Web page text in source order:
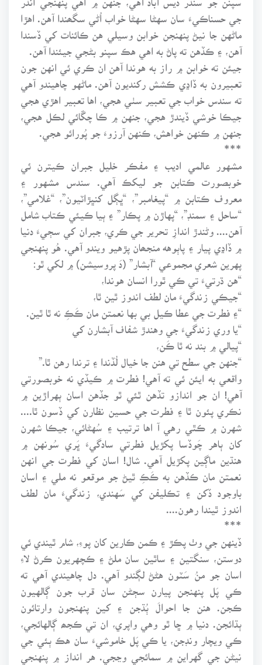
جي حسناڪيءَ سان سهڻا سهڻا خواب اُڻي سگھندا آهن. اهڙا
ماڻهن جا نيڻ پنهنجن خوابن وسيلي هن ڪائنات کي ڏسندا
آهن، ۽ ڪڏهن ته پاڻ به اهي هڪ سپنو بڻجي جيئندا آهن.
جيئن ته خوابن ۾ راز به هوندا آهن ان ڪري ئي انهن جون
تعبيرون به ڏاڍي ڪشش رکنديون آهن. ماڻهو چاهيندو آهي
ته سندس خواب جي تعبير سٺي هجي، اها تعبير اهڙي هجي
جيڪا خوشي ڏيندڙ هجي، جنهن ۾ ڪا چڱائي لڪل هجي،
جنهن ۾ ڪنهن خواهش، ڪنهن آرزوءَ جو پُورائو هجي.
***
مشهور عالمي اديب ۽ مفڪر خليل جبران ڪيترن ئي
خوبصورت ڪتابن جو ليکڪ آهي. سندس مشهور ۽
معروف ڪتابن ۾ “پيغامبر”، “ڀڳل کنڀڙاٽيون”، “غلامي”،
“ساحل ۽ سمنڊ”، “پهاڙن ۾ پڪار” ۽ ٻيا ڪيئي ڪتاب شامل
آهن.... وڻندڙ اندازِ تحرير جي ڪري، جبران کي سڄيءَ دنيا
۾ ڏاڍي پيار ۽ پاٻوهه منجھان پڙهيو ويندو آهي. هُو پنهنجي
پهرين شعري مجموعي “آبشار” (دَ پروسيشن) ۾ لکي ٿو:
“هن ڌرتيءَ تي ڪي ٿورا انسان هوندا،
“جيڪي زندگيءَ مان لطف اندوز ٿين ٿا،
“۽ فطرت جي عطا ڪيل بي بها نعمتن مان ڪَڪِ نه ٿا ٿين.
“يا وري زندگيءَ جي وهندڙ شفاف آبشارن کي
“پيالي ۾ بند نه ٿا ڪَن،
“جنهن جي سطح تي هنن جا خيال لُڏندا ۽ ترندا رهن ٿا.”
واقعي به ايئن ئي ته آهي! فطرت ۾ ڪيڏي نه خوبصورتي
آهي! ان جو اندازو تڏهن ٿئي ٿو جڏهن اسان ٻهراڙين ۾
نڪري پئون ٿا ۽ فطرت جي حسين نظارن کي ڏسون ٿا....
شهرن ۾ ڪٿي رهي آ اها ترتيب ۽ سُهڻائي، جيڪا شهرن
کان ٻاهر چَوڏسا پکڙيل فطرتي سادگيءَ ڀَري سُونهن ۾
هنڌين ماڳين پکڙيل آهي. شال! اسان کي فطرت جي انهن
نعمتن مان ڪڏهن به ڪَڪِ ٿيڻ جو موقعو نه ملي ۽ اسان
باوجود ڏکن ۽ تڪليفن کي سَهندي، زندگيءَ مان لطف
اندوز ٿيندا رهون....
***
ڏينهن جي وٺ پڪڙ ۽ ڪمن ڪارين کان پوءِ، شام ٿيندي ئي
دوستن، سنگتين ۽ ساٿين سان ملڻ ۽ ڪچهريون ڪرڻ لاءِ
اسان جو منُ سَٽون هڻڻ لڳندو آهي. دل چاهيندي آهي ته
ڪي پَل پنهنجن پيارن سڄڻن سان قرب جون ڳالهيون
ڪجن. هنن جا احوالَ ٻُڌجن ۽ کين پنهنجون وارتائون
ٻڌائجن. دنيا ۾ ڇا ٿو وهي واپري، ان تي ڪجھ ڳالهائجي،
ڪي ويچار ونڊجن، يا ڪي پَل خاموشيءَ سان هڪ ٻئي جي
نيڻن جي گهراين ۾ سمائجي وڃجي. هر انداز ۾ پنهنجي